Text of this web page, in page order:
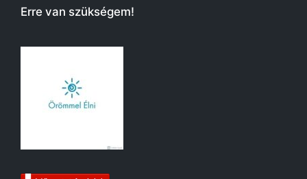
Erre van szükségem!